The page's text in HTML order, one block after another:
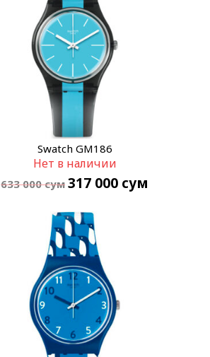
Swatch GM186
Нет в наличии
633 000сум 317 000 сум